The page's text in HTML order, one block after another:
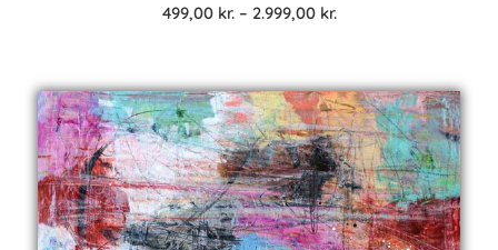
499,00 kr. – 2.999,00 kr.Prisinterval: